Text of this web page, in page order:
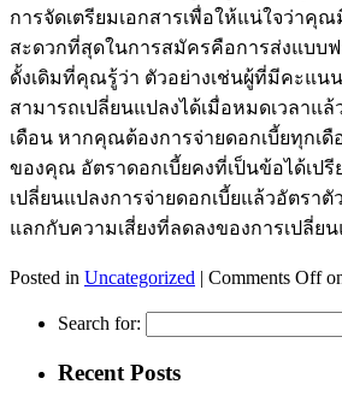
การจัดเตรียมเอกสารเพื่อให้แน่ใจว่าคุ
สะดวกที่สุดในการสมัครคือการส่งแบบ
ดั้งเดิมที่คุณรู้ว่า ตัวอย่างเช่นผู้ที่มีคะแน
สามารถเปลี่ยนแปลงได้เมื่อหมดเวลาแ
เดือน หากคุณต้องการจ่ายดอกเบี้ยทุก
ของคุณ อัตราดอกเบี้ยคงที่เป็นข้อได้เ
เปลี่ยนแปลงการจ่ายดอกเบี้ยแล้วอัตร
แลกกับความเสี่ยงที่ลดลงของการเปลี่ยน
Posted in Uncategorized | Comments Off
Search for:
Recent Posts